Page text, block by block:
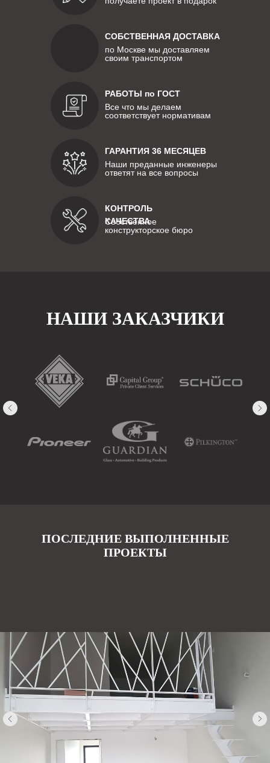
СОБСТВЕННАЯ ДОСТАВКА
по Москве мы доставляем
своим транспортом
РАБОТЫ по ГОСТ
Все что мы делаем
соответствует нормативам
КОНТРОЛЬ
КАЧЕСТВА
Собственное
конструкторское бюро
ГАРАНТИЯ 36 МЕСЯЦЕВ
Наши преданные инженеры
ответят на все вопросы
НАШИ ЗАКАЗЧИКИ
ПОСЛЕДНИЕ ВЫПОЛНЕННЫЕ
ПРОЕКТЫ